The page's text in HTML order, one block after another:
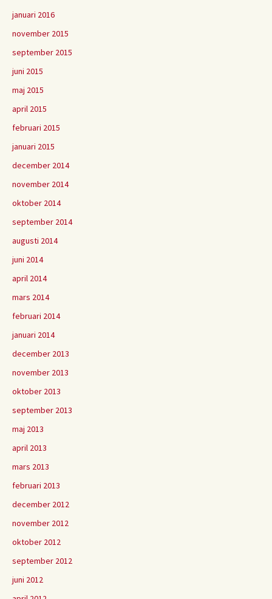
januari 2016
november 2015
september 2015
juni 2015
maj 2015
april 2015
februari 2015
januari 2015
december 2014
november 2014
oktober 2014
september 2014
augusti 2014
juni 2014
april 2014
mars 2014
februari 2014
januari 2014
december 2013
november 2013
oktober 2013
september 2013
maj 2013
april 2013
mars 2013
februari 2013
december 2012
november 2012
oktober 2012
september 2012
juni 2012